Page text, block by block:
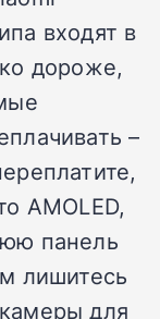
входят в
дороже,
–
AMOLED,
панель
лишитесь
для